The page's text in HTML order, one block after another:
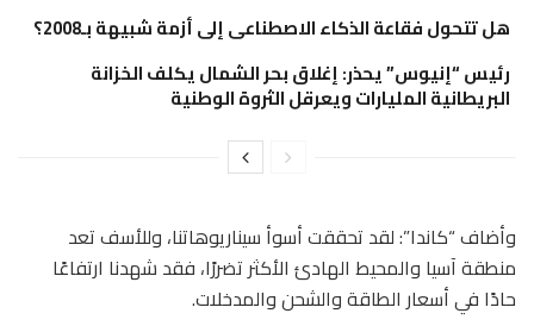
هل تتحول فقاعة الذكاء الاصطناعى إلى أزمة شبيهة بـ2008؟
رئيس “إنيوس” يحذر: إغلاق بحر الشمال يكلف الخزانة
البريطانية المليارات ويعرقل الثروة الوطنية
وأضاف “كاندا”: لقد تحققت أسوأ سيناريوهاتنا، وللأسف تعد
منطقة آسيا والمحيط الهادئ الأكثر تضررًا، فقد شهدنا ارتفاعًا
حادًا في أسعار الطاقة والشحن والمدخلات.